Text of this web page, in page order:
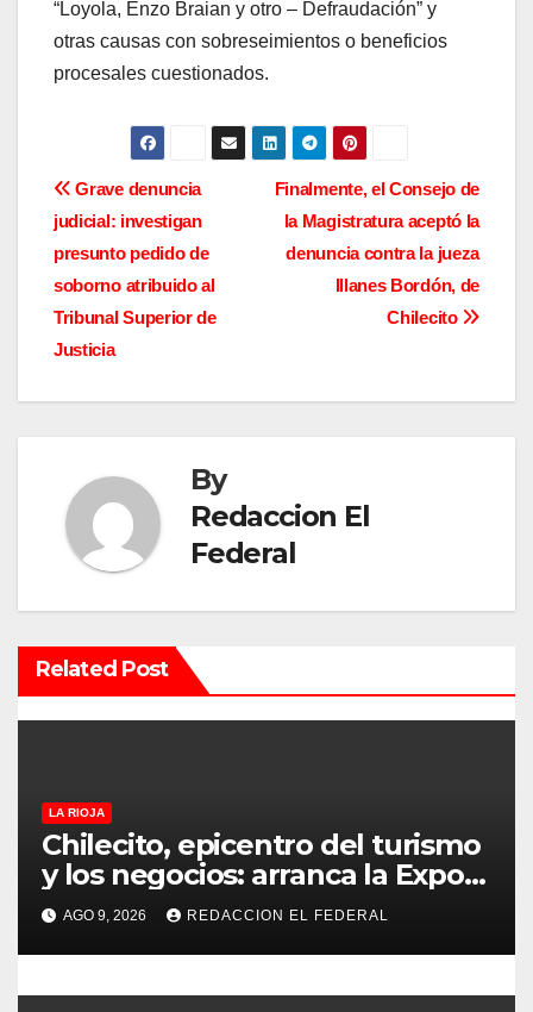
“Loyola, Enzo Braian y otro – Defraudación” y
otras causas con sobreseimientos o beneficios
procesales cuestionados.
N
a
v
e
g
c
n
d
e
n
t
r
Finalmente, el Consejo de
la Magistratura aceptó la
denuncia contra la jueza
Illanes Bordón, de
Chilecito
Grave denuncia
judicial: investigan
presunto pedido de
soborno atribuido al
Tribunal Superior de
Justicia
By
Redaccion El
Federal
Related Post
LA RIOJA
Chilecito, epicentro del turismo
y los negocios: arranca la Expo
que promete revolucionar la
economía regional en un
evento sin precedentes en La
Rioja
AGO 9, 2026 REDACCION EL FEDERAL